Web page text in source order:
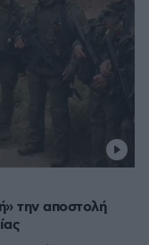
την αποστολή